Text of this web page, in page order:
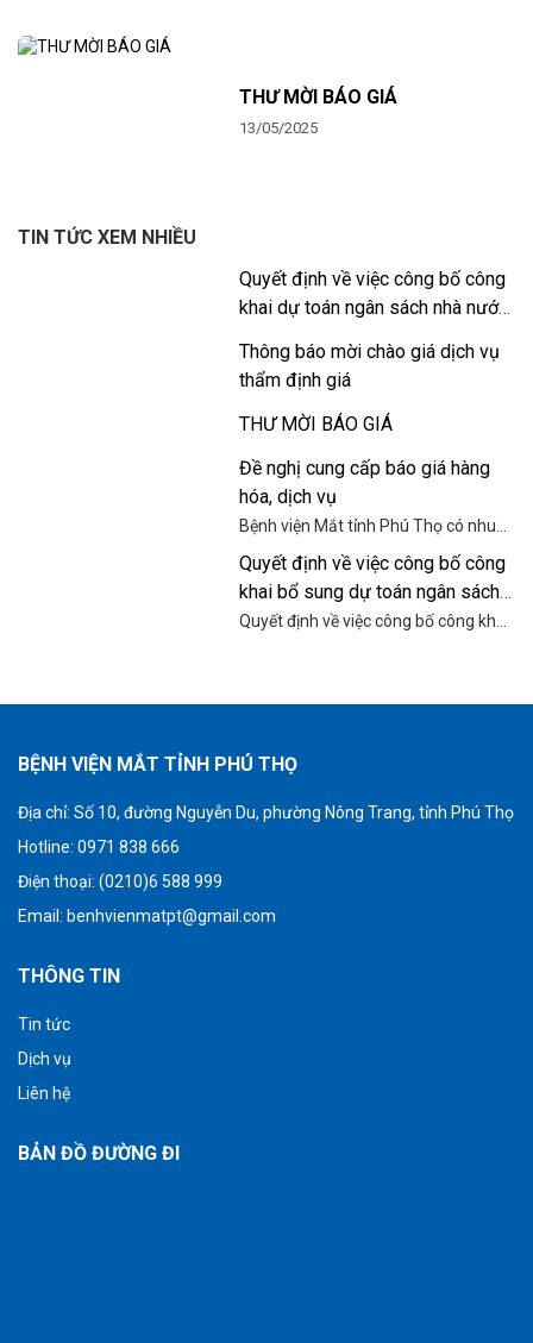
THƯ MỜI BÁO GIÁ
13/05/2025
TIN TỨC XEM NHIỀU
Quyết định về việc công bố công
khai dự toán ngân sách nhà nước
Thông báo mời chào giá dịch vụ
thẩm định giá
THƯ MỜI BÁO GIÁ
Đề nghị cung cấp báo giá hàng
hóa, dịch vụ
Bệnh viện Mắt tỉnh Phú Thọ có nhu
xây dựng giá gói thầu, làm cơ sở tổ
chức chọn nhà thầu cung cấp động
cơ, thang máy cho Bệnh viện Mắt
Quyết định về việc công bố công
khai bổ sung dự toán ngân sách
nhà nước năm 2025
Quyết định về việc công bố công khai
BỆNH VIỆN MẮT TỈNH PHÚ THỌ
Địa chỉ: Số 10, đường Nguyễn Du, phường Nông Trang, tỉnh Phú Thọ
Hotline: 0971 838 666
Điện thoại: (0210)6 588 999
Email: benhvienmatpt@gmail.com
THÔNG TIN
Tin tức
Dịch vụ
Liên hệ
BẢN ĐỒ ĐƯỜNG ĐI